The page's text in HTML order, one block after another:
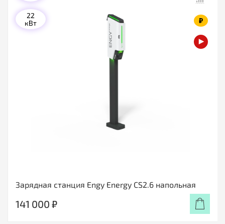
Зарядная станция Engy Energy CS2.6 напольная
₽
22
кВт
141 000 ₽